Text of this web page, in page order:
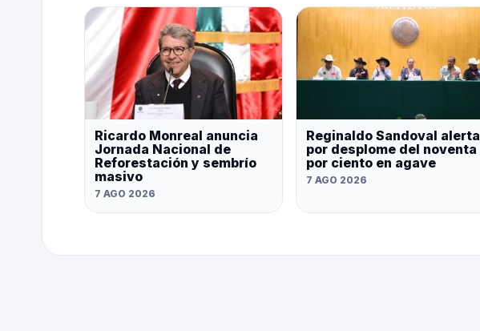
Ricardo Monreal anuncia
Jornada Nacional de
Reforestación y sembrío
masivo
7 AGO 2026
Reginaldo Sandoval alerta
por desplome del noventa
por ciento en agave
7 AGO 2026